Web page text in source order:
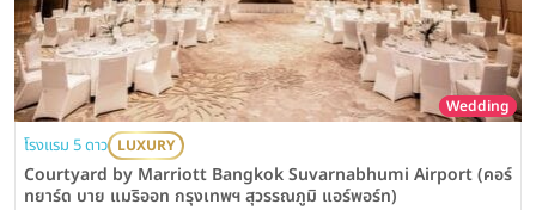
Wedding
โรงแรม 5 ดาว LUXURY
Courtyard by Marriott Bangkok Suvarnabhumi Airport (คอร์
ทยาร์ด บาย แมริออท กรุงเทพฯ สุวรรณภูมิ แอร์พอร์ท)